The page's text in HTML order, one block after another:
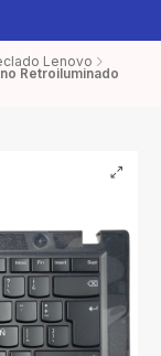
Lenovo
Retroiluminado